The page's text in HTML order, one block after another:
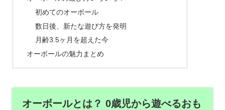
初めてのオーボール
数日後、新たな遊び方を発明
月齢3.5ヶ月を超えた今
オーボールの魅力まとめ
オーボールとは？ 0歳児から遊べるおも